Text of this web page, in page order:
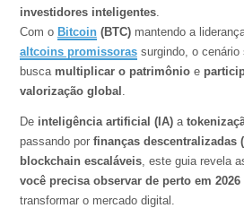
investidores inteligentes.
Com o Bitcoin(BTC)mantendo a
altcoins promissorassurgindo, o cenário
busca multiplicar o patrimônioe
valorização global
De inteligência artificial (IA)a
passando por finanças descentralizadas
blockchain escaláveis, este guia revela
você precisa observar de perto em 2026
transformar o mercado digital.